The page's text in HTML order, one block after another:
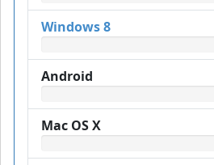
Windows 8
Android
Mac OS X